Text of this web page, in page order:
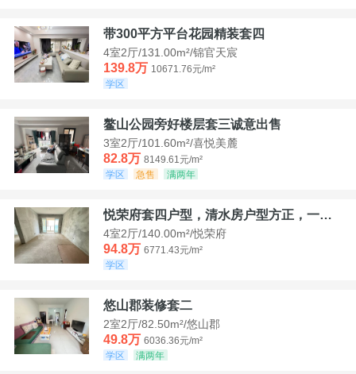
带300平方平台花园精装套四
4室2厅/131.00m²/锦官天宸
139.8万 10671.76元/m²
学区
鳌山公园旁好楼层套三诚意出售
3室2厅/101.60m²/喜悦美麓
82.8万 8149.61元/m²
学区
急售 满两年
悦荣府套四户型，清水房户型方正，一口价94，8
4室2厅/140.00m²/悦荣府
94.8万 6771.43元/m²
学区
悠山郡装修套二
2室2厅/82.50m²/悠山郡
49.8万 6036.36元/m²
学区
满两年